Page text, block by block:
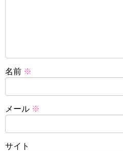
名前 ※
メール ※
サイト